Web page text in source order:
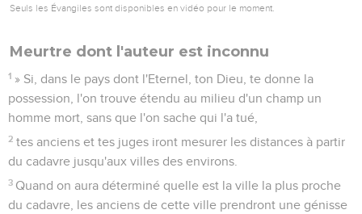
Seuls les Évangiles sont disponibles en vidéo pour le moment.
Meurtre dont l'auteur est inconnu
1 » Si, dans le pays dont l'Eternel, ton Dieu, te donne la
possession, l'on trouve étendu au milieu d'un champ un
homme mort, sans que l'on sache qui l'a tué,
2 tes anciens et tes juges iront mesurer les distances à partir
du cadavre jusqu'aux villes des environs.
3 Quand on aura déterminé quelle est la ville la plus proche
du cadavre, les anciens de cette ville prendront une génisse